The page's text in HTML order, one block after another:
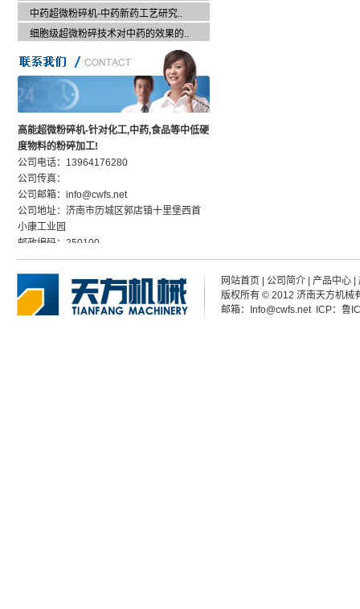
中药超微粉碎机-中药新药工艺研究..
细胞级超微粉碎技术对中药的效果的..
高能超微粉碎机-针对化工,中药,食品等中低硬
度物料的粉碎加工!
公司电话：13964176280
公司传真：
公司邮箱：info@cwfs.net
公司地址：济南市历城区郭店镇十里堡西首
小康工业园
邮政编码：250100
网站首页 公司简介 产品中心
版权所有 © 2012 济南天方机械
邮箱：Info@cwfs.net ICP： 鲁